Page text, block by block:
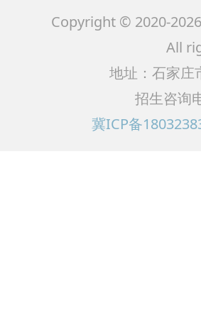
Copyright © 2020-
All
地址：石家庄
招生咨询
冀ICP备